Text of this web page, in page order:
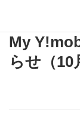
SEARCH
My
らせ（10